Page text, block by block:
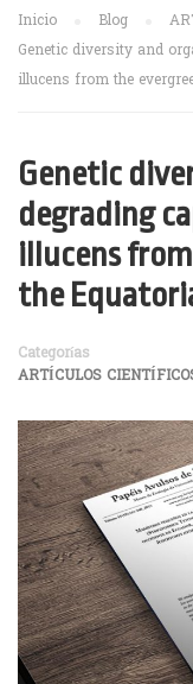
Inicio Blog
Genetic diversity and
illucens from the
Genetic
degrading
illucens
the
Categorías
ARTÍCULOS